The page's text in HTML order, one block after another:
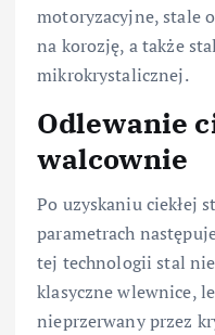
motoryzacyjne, stale
na korozję, a także
mikrokrystalicznej.
Odlewanie
walcownie
Po uzyskaniu ciekłej
parametrach
tej technologii stal
klasyczne wlewnice,
nieprzerwany przez